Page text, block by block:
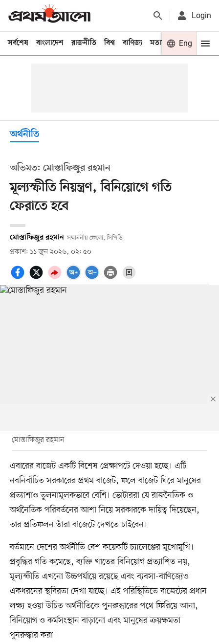
Login
সর্বশেষ বাংলাদেশ রাজনীতি বিশ্ব বাণিজ্য মতামত খেলা
Eng
অর্থনীতি
অভিমত: মোস্তাফিজুর রহমান
মূল্যস্ফীতি নিয়ন্ত্রণ, বিনিয়োগে গতি
ফেরাতে হবে
মোস্তাফিজুর রহমান সম্মাননীয় ফেলো, সিপিডি
প্রকাশ: ১১ জুন ২০২৬, ০২: ৫০
মোস্তাফিজুর রহমান
এবারের বাজেট একটি বিশেষ প্রেক্ষাপটে দেওয়া হচ্ছে। এটি
নবনির্বাচিত সরকারের প্রথম বাজেট, ফলে বাজেট ঘিরে মানুষের
প্রত্যাশাও তুলনামূলকভাবে বেশি। ভোটাররা যে রাজনৈতিক ও
অর্থনৈতিক পরিবর্তনের আশা নিয়ে সরকারকে দায়িত্ব দিয়েছেন,
তার প্রতিফলন তাঁরা বাজেটে দেখতে চাইবেন।
বর্তমানে দেশের অর্থনীতি বেশ কয়েকটি চ্যালেঞ্জের মুখোমুখি।
প্রবৃদ্ধির গতি কমেছে, ব্যক্তি খাতের বিনিয়োগ প্রত্যাশিত নয়,
মূল্যস্ফীতি এখনো উচ্চপর্যায়ে রয়েছে এবং ব্যবসা-বাণিজ্যেও
একধরনের স্থবিরতা দেখা যাচ্ছে। এই পরিস্থিতিতে বাজেটের প্রধান
লক্ষ্য হওয়া উচিত অর্থনীতিকে পুনরুদ্ধারের পথে ফিরিয়ে আনা,
বিনিয়োগ ও কর্মসংস্থান বাড়ানো এবং মানুষের ক্রয়ক্ষমতা
পুনরুদ্ধার করা।